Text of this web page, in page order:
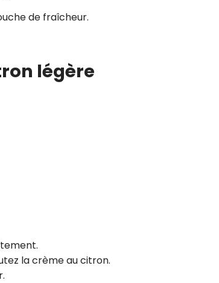
de fraîcheur.
légère
la crème au citron.